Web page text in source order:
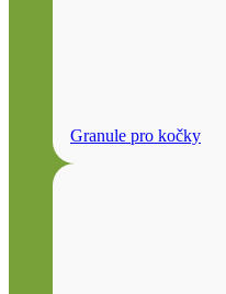
Granule pro kočky